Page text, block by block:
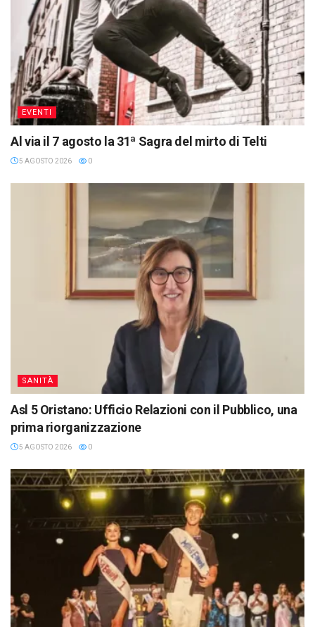
EVENTI
Al via il 7 agosto la 31ª Sagra del mirto di Telti
5 AGOSTO 2026 0
SANITÀ
Asl 5 Oristano: Ufficio Relazioni con il Pubblico, una
prima riorganizzazione
5 AGOSTO 2026 0